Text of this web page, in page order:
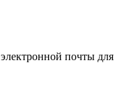
почты для